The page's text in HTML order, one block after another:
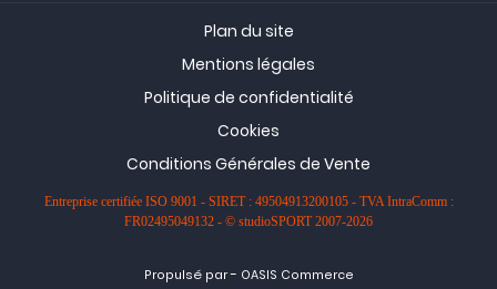
Plan du site
Mentions légales
Politique de confidentialité
Cookies
Conditions Générales de Vente
Entreprise certifiée ISO 9001 - SIRET : 49504913200105 - TVA IntraComm :
FR02495049132 - © studioSPORT 2007-2026
Propulsé par- OASIS Commerce